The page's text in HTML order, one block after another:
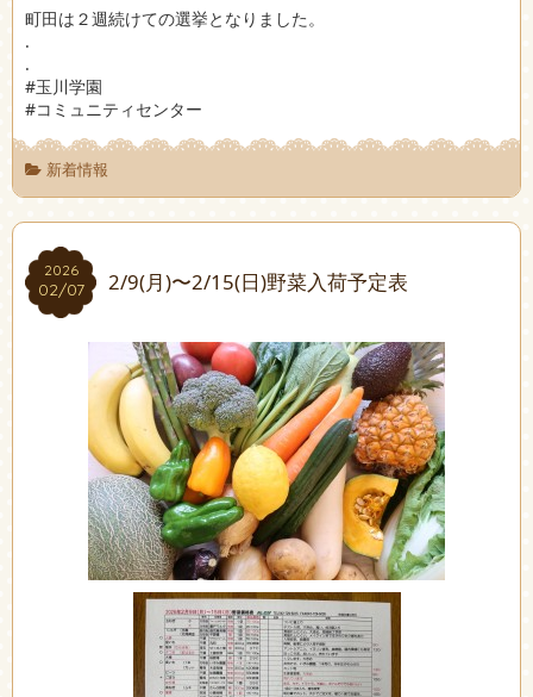
町田は２週続けての選挙となりました。
.
.
#玉川学園
#コミュニティセンター
新着情報
2026
02/07
2026
02/07 2/9(月)〜2/15(日)野菜入荷予定表